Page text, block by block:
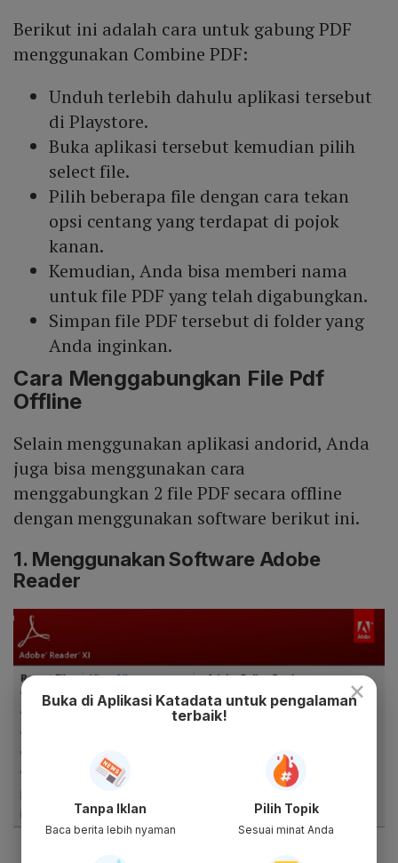
Berikut ini adalah cara untuk gabung PDF
menggunakan Combine PDF:
Unduh terlebih dahulu aplikasi tersebut
di Playstore.
Buka aplikasi tersebut kemudian pilih
select file.
Pilih beberapa file dengan cara tekan
opsi centang yang terdapat di pojok
kanan.
Kemudian, Anda bisa memberi nama
untuk file PDF yang telah digabungkan.
Simpan file PDF tersebut di folder yang
Anda inginkan.
Cara Menggabungkan File Pdf
Offline
Selain menggunakan aplikasi andorid, Anda
juga bisa menggunakan cara
menggabungkan 2 file PDF secara offline
dengan menggunakan software berikut ini.
1. Menggunakan Software Adobe
Reader
×
Buka di Aplikasi Katadata untuk pengalaman
terbaik!
Tanpa Iklan
Baca berita lebih nyaman
Pilih Topik
Sesuai minat Anda